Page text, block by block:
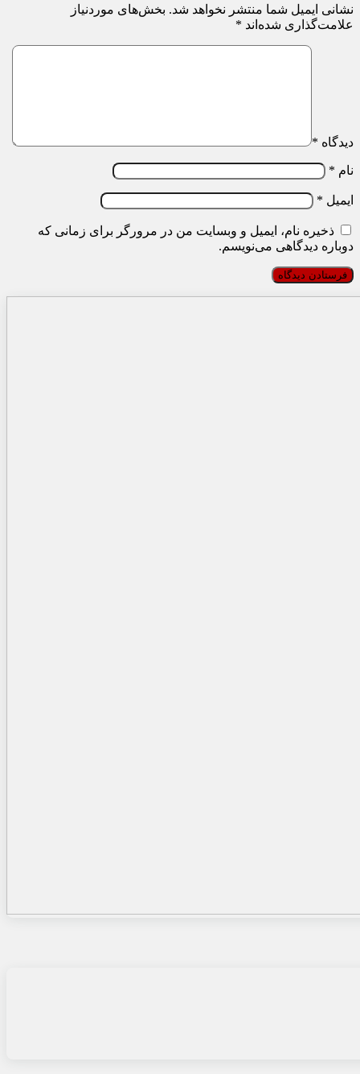
نشانی ایمیل شما منتشر نخواهد شد. بخش‌های موردنیاز
علامت‌گذاری شده‌اند *
دیدگاه *
نام *
ایمیل *
ذخیره نام، ایمیل و وبسایت من در مرورگر برای زمانی که
دوباره دیدگاهی می‌نویسم.